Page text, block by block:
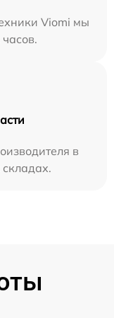
Viomi мы
в